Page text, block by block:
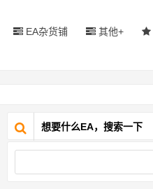
EA杂货铺 其他+
想要什么EA，搜索一下